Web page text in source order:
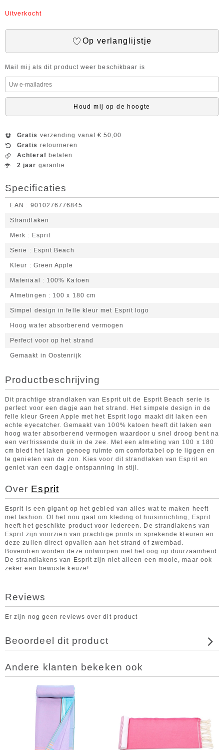
Uitverkocht
Op verlanglijstje
Mail mij als dit product weer beschikbaar is
Houd mij op de hoogte
Gratis verzending vanaf € 50,00
Gratis retourneren
Achteraf betalen
2 jaar garantie
Specificaties
EAN 9010276776845
Strandlaken
Merk Esprit
Serie Esprit Beach
Kleur Green Apple
Materiaal 100% Katoen
Afmetingen 100 x 180 cm
Simpel design in felle kleur met Esprit logo
Hoog water absorberend vermogen
Perfect voor op het strand
Gemaakt in Oostenrijk
Productbeschrijving
Dit prachtige strandlaken van Esprit uit de Esprit Beach serie is
perfect voor een dagje aan het strand. Het simpele design in de
felle kleur Green Apple met het Esprit logo maakt dit laken een
echte eyecatcher. Gemaakt van 100% katoen heeft dit laken een
hoog water absorberend vermogen waardoor u snel droog bent na
een verfrissende duik in de zee. Met een afmeting van 100 x 180
cm biedt het laken genoeg ruimte om comfortabel op te liggen en
te genieten van de zon. Kies voor dit strandlaken van Esprit en
geniet van een dagje ontspanning in stijl.
Over Esprit
Esprit is een gigant op het gebied van alles wat te maken heeft
met fashion. Of het nou gaat om kleding of huisinrichting, Esprit
heeft het geschikte product voor iedereen. De strandlakens van
Esprit zijn voorzien van prachtige prints in sprekende kleuren en
deze zullen direct opvallen aan het strand of zwembad.
Bovendien worden deze ontworpen met het oog op duurzaamheid.
De strandlakens van Esprit zijn niet alleen een mooie, maar ook
zeker een bewuste keuze!
Reviews
Er zijn nog geen reviews over dit product
Beoordeel dit product
Andere klanten bekeken ook